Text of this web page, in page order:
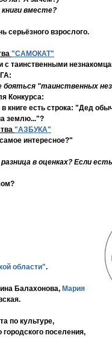
вместе?
серьёзного взрослого.
"САМОКАТ"
с таинственными
бояться "таинственных
Конкурса:
книге есть строка: "Дед
землю..."?
"АЗБУКА"
интересное?"
в оценках? Если
области".
Балахонова, Мария
по культуре,
поселения,